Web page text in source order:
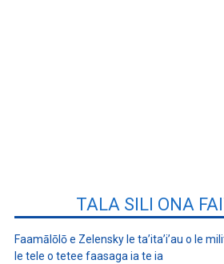
TALA SILI ONA
Faamālōlō e Zelensky le ta’ita’i’au o le
le tele o tetee faasaga ia te ia